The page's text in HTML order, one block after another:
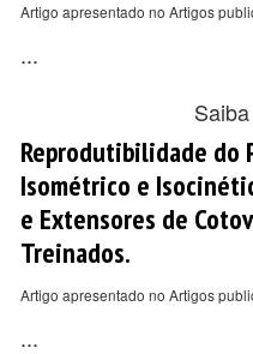
Artigo apresentado no Artigos
...
Reprodutibilidade do
Isométrico e
e Extensores de
Treinados.
Artigo apresentado no Artigos
...